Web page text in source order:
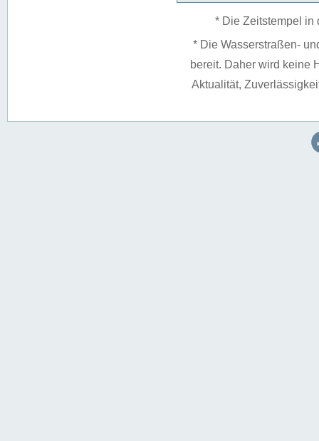
* Die Zeitstempel in
* Die Wasserstraßen-
bereit. Daher wird keine
Aktualität,